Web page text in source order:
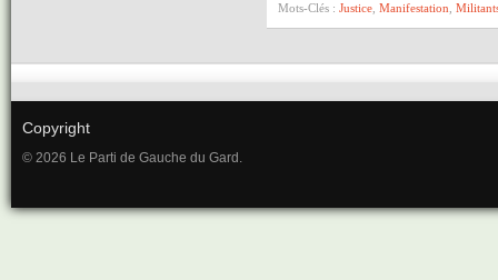
Mots-Clés : Justice Manifestation
Copyright
© 2026 Le Parti de Gauche du Gard.